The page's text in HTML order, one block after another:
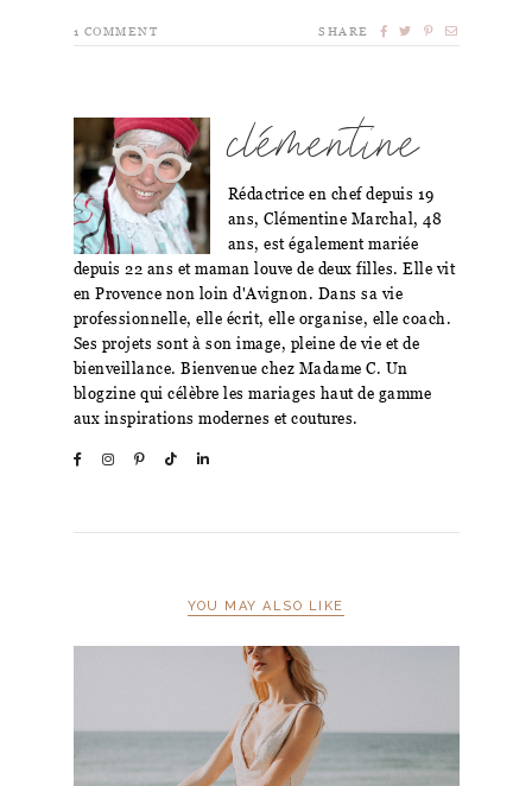
1 COMMENT SHARE
clémentine
Rédactrice en chef depuis 19
ans, Clémentine Marchal, 48
ans, est également mariée
depuis 22 ans et maman louve de deux filles. Elle vit
en Provence non loin d'Avignon. Dans sa vie
professionnelle, elle écrit, elle organise, elle coach.
Ses projets sont à son image, pleine de vie et de
bienveillance. Bienvenue chez Madame C. Un
blogzine qui célèbre les mariages haut de gamme
aux inspirations modernes et coutures.
YOU MAY ALSO LIKE